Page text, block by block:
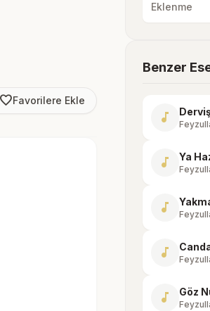
favorite_borderFavorilere Ekle
Eklenme
Benzer
music_note
music_note Ya
music_note
music_note
music_note Göz